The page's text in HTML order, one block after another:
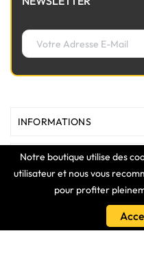
Notre boutique utilise des
utilisateur et nous vous
pour profiter
INFORMATIONS
MAGASIN
VOTRE COMPTE